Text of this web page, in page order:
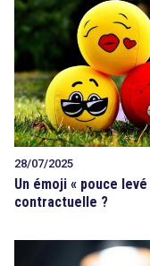
28/07/2025
Un émoji « pouce
contractuelle ?